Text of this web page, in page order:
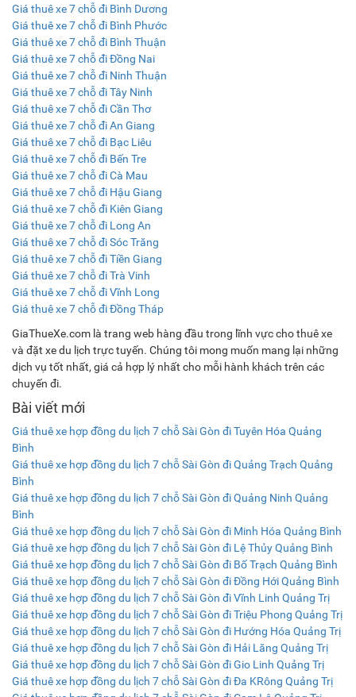
Giá thuê xe 7 chỗ đi Bình Dương
Giá thuê xe 7 chỗ đi Bình Phước
Giá thuê xe 7 chỗ đi Bình Thuận
Giá thuê xe 7 chỗ đi Đồng Nai
Giá thuê xe 7 chỗ đi Ninh Thuận
Giá thuê xe 7 chỗ đi Tây Ninh
Giá thuê xe 7 chỗ đi Cần Thơ
Giá thuê xe 7 chỗ đi An Giang
Giá thuê xe 7 chỗ đi Bạc Liêu
Giá thuê xe 7 chỗ đi Bến Tre
Giá thuê xe 7 chỗ đi Cà Mau
Giá thuê xe 7 chỗ đi Hậu Giang
Giá thuê xe 7 chỗ đi Kiên Giang
Giá thuê xe 7 chỗ đi Long An
Giá thuê xe 7 chỗ đi Sóc Trăng
Giá thuê xe 7 chỗ đi Tiền Giang
Giá thuê xe 7 chỗ đi Trà Vinh
Giá thuê xe 7 chỗ đi Vĩnh Long
Giá thuê xe 7 chỗ đi Đồng Tháp
GiaThueXe.com là trang web hàng đầu trong lĩnh vực cho thuê xe
và đặt xe du lịch trực tuyến. Chúng tôi mong muốn mang lại những
dịch vụ tốt nhất, giá cả hợp lý nhất cho mỗi hành khách trên các
chuyến đi.
Bài viết mới
Giá thuê xe hợp đồng du lịch 7 chỗ Sài Gòn đi Tuyên Hóa Quảng
Bình
Giá thuê xe hợp đồng du lịch 7 chỗ Sài Gòn đi Quảng Trạch Quảng
Bình
Giá thuê xe hợp đồng du lịch 7 chỗ Sài Gòn đi Quảng Ninh Quảng
Bình
Giá thuê xe hợp đồng du lịch 7 chỗ Sài Gòn đi Minh Hóa Quảng Bình
Giá thuê xe hợp đồng du lịch 7 chỗ Sài Gòn đi Lệ Thủy Quảng Bình
Giá thuê xe hợp đồng du lịch 7 chỗ Sài Gòn đi Bố Trạch Quảng Bình
Giá thuê xe hợp đồng du lịch 7 chỗ Sài Gòn đi Đồng Hới Quảng Bình
Giá thuê xe hợp đồng du lịch 7 chỗ Sài Gòn đi Vĩnh Linh Quảng Trị
Giá thuê xe hợp đồng du lịch 7 chỗ Sài Gòn đi Triệu Phong Quảng Trị
Giá thuê xe hợp đồng du lịch 7 chỗ Sài Gòn đi Hướng Hóa Quảng Trị
Giá thuê xe hợp đồng du lịch 7 chỗ Sài Gòn đi Hải Lăng Quảng Trị
Giá thuê xe hợp đồng du lịch 7 chỗ Sài Gòn đi Gio Linh Quảng Trị
Giá thuê xe hợp đồng du lịch 7 chỗ Sài Gòn đi Đa KRông Quảng Trị